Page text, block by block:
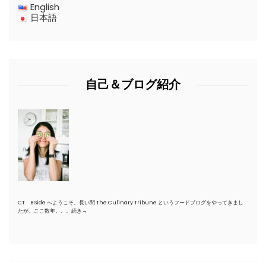
English
日本語
自己＆ブログ紹介
CT B Side へようこそ。長い間 The Culinary Tribune というフードブログをやってきまし
たが、ここ数年。。。 続き→